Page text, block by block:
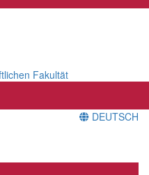
Fakultät
DEUTSCH